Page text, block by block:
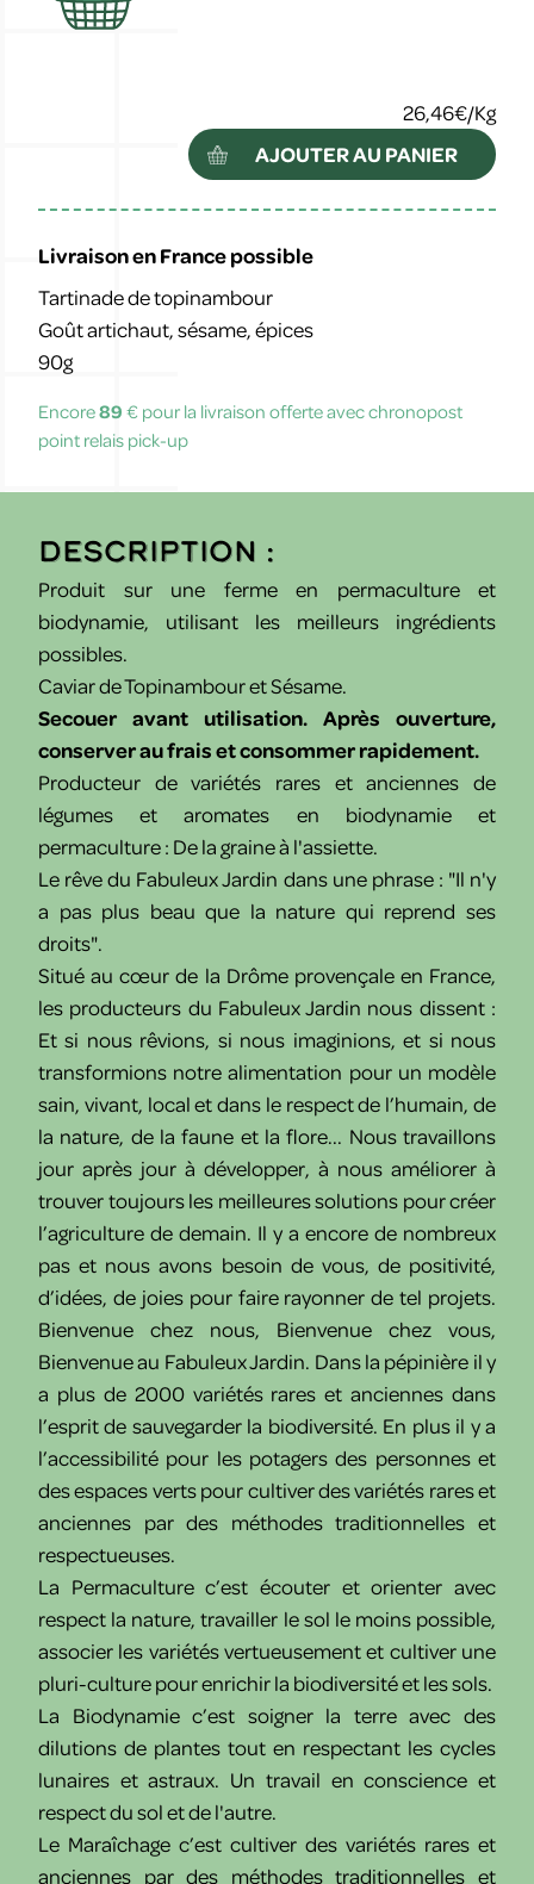
26,46€/Kg
AJOUTER AU PANIER
Livraison en France possible
Tartinade de topinambour
Goût artichaut, sésame, épices
90g
Encore89 € pour la livraison offerte avec chronopost
point relais pick-up
Description :
Produit sur une ferme en permaculture et
biodynamie, utilisant les meilleurs ingrédients
possibles.
Caviar de Topinambour et Sésame.
Secouer avant utilisation. Après ouverture,
conserver au frais et consommer rapidement.
Producteur de variétés rares et anciennes de
légumes et aromates en biodynamie et
permaculture : De la graine à l'assiette.
Le rêve du Fabuleux Jardin dans une phrase : "Il n'y
a pas plus beau que la nature qui reprend ses
droits".
Situé au cœur de la Drôme provençale en France,
les producteurs du Fabuleux Jardin nous dissent :
Et si nous rêvions, si nous imaginions, et si nous
transformions notre alimentation pour un modèle
sain, vivant, local et dans le respect de l’humain, de
la nature, de la faune et la flore... Nous travaillons
jour après jour à développer, à nous améliorer à
trouver toujours les meilleures solutions pour créer
l’agriculture de demain. Il y a encore de nombreux
pas et nous avons besoin de vous, de positivité,
d’idées, de joies pour faire rayonner de tel projets.
Bienvenue chez nous, Bienvenue chez vous,
Bienvenue au Fabuleux Jardin. Dans la pépinière il y
a plus de 2000 variétés rares et anciennes dans
l’esprit de sauvegarder la biodiversité. En plus il y a
l’accessibilité pour les potagers des personnes et
des espaces verts pour cultiver des variétés rares et
anciennes par des méthodes traditionnelles et
respectueuses.
La Permaculture c’est écouter et orienter avec
respect la nature, travailler le sol le moins possible,
associer les variétés vertueusement et cultiver une
pluri-culture pour enrichir la biodiversité et les sols.
La Biodynamie c’est soigner la terre avec des
dilutions de plantes tout en respectant les cycles
lunaires et astraux. Un travail en conscience et
respect du sol et de l'autre.
Le Maraîchage c’est cultiver des variétés rares et
anciennes par des méthodes traditionnelles et